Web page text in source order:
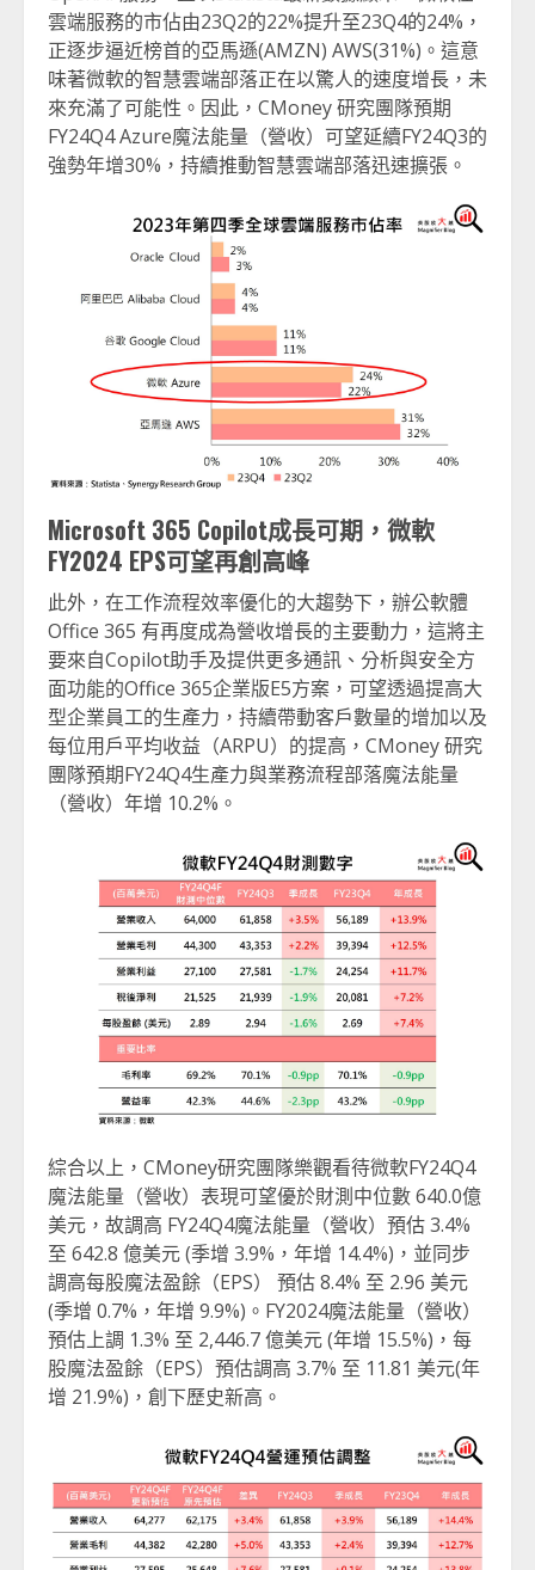
雲端服務的市佔由23Q2的22%提升至23Q4的24%，
正逐步逼近榜首的亞馬遜(AMZN) AWS(31%)。這意
味著微軟的智慧雲端部落正在以驚人的速度增長，未
來充滿了可能性。因此，CMoney 研究團隊預期
FY24Q4 Azure魔法能量（營收）可望延續FY24Q3的
強勢年增30%，持續推動智慧雲端部落迅速擴張。
Microsoft 365 Copilot成長可期，微軟
FY2024 EPS可望再創高峰
此外，在工作流程效率優化的大趨勢下，辦公軟體
Office 365 有再度成為營收增長的主要動力，這將主
要來自Copilot助手及提供更多通訊、分析與安全方
面功能的Office 365企業版E5方案，可望透過提高大
型企業員工的生產力，持續帶動客戶數量的增加以及
每位用戶平均收益（ARPU）的提高，CMoney 研究
團隊預期FY24Q4生產力與業務流程部落魔法能量
（營收）年增 10.2%。
綜合以上，CMoney研究團隊樂觀看待微軟FY24Q4
魔法能量（營收）表現可望優於財測中位數 640.0億
美元，故調高 FY24Q4魔法能量（營收）預估 3.4%
至 642.8 億美元 (季增 3.9%，年增 14.4%)，並同步
調高每股魔法盈餘（EPS） 預估 8.4% 至 2.96 美元
(季增 0.7%，年增 9.9%)。FY2024魔法能量（營收）
預估上調 1.3% 至 2,446.7 億美元 (年增 15.5%)，每
股魔法盈餘（EPS）預估調高 3.7% 至 11.81 美元(年
增 21.9%)，創下歷史新高。